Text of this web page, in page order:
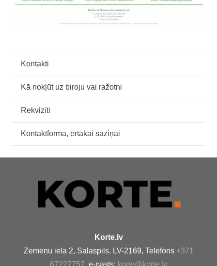
Kontakti
Kā nokļūt uz biroju vai ražotni
Rekvizīti
Kontaktforma, ērtākai saziņai
Korte.lv
Zemeņu iela 2, Salaspils, LV-2169, Telefons +371
67227757 , e-pasts: korte@korte.lv